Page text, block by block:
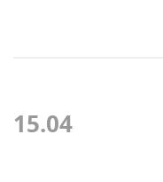
15.04